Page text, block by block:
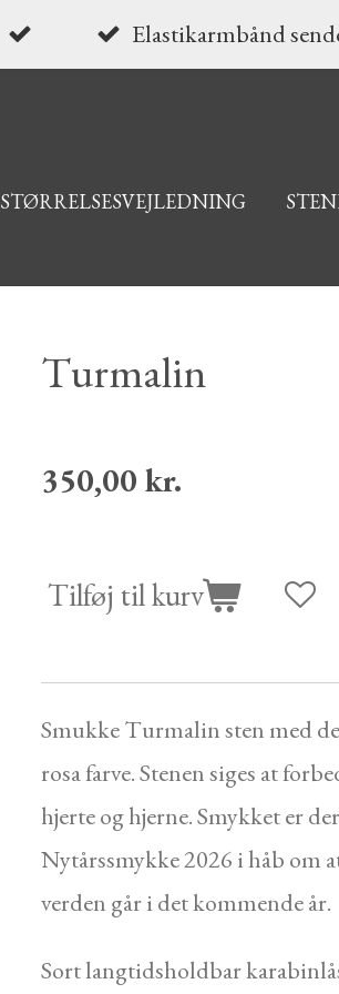
Elastikarmbånd
STØRRELSESVEJLEDNING
Turmalin
350,00 kr.
Tilføj til kurv
Smukke Turmalin sten med
rosa farve. Stenen siges at
hjerte og hjerne. Smykket er
Nytårssmykke 2026 i håb om
verden går i det kommende år.
Sort langtidsholdbar